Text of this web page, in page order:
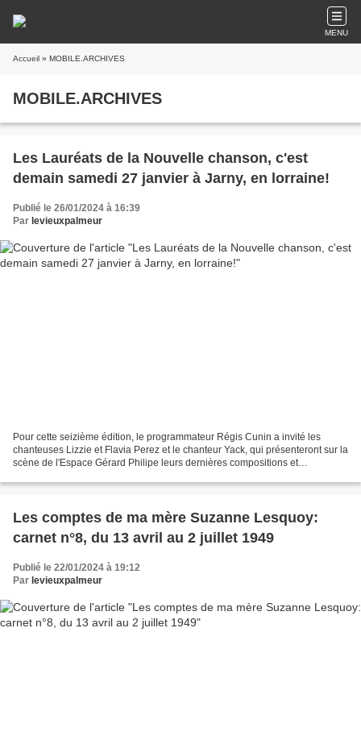
MENU
Accueil » MOBILE.ARCHIVES
MOBILE.ARCHIVES
Les Lauréats de la Nouvelle chanson, c'est
demain samedi 27 janvier à Jarny, en lorraine!
Publié le 26/01/2024 à 16:39
Par levieuxpalmeur
Pour cette seizième édition, le programmateur Régis Cunin a invité les
chanteuses Lizzie et Flavia Perez et le chanteur Yack, qui présenteront sur la
scène de l'Espace Gérard Philipe leurs dernières compositions et
Les comptes de ma mère Suzanne Lesquoy:
carnet n°8, du 13 avril au 2 juillet 1949
Publié le 22/01/2024 à 19:12
Par levieuxpalmeur